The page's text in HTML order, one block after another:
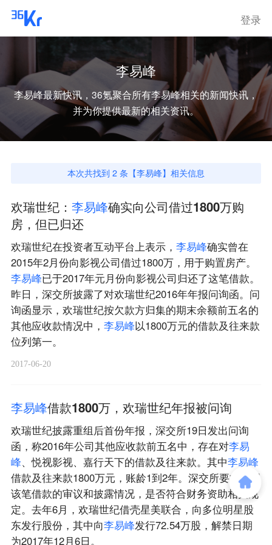
登录
李易峰
李易峰最新快讯，36氪聚合所有李易峰相关的新闻快讯，
并为你提供最新的相关资讯。
本次共找到 2 条【李易峰】相关信息
欢瑞世纪： 李易峰确实向公司借过1800万购
房，但已归还
欢瑞世纪在投资者互动平台上表示， 李易峰确实曾在
2015年2月份向影视公司借过1800万，用于购置房产。
李易峰已于2017年元月份向影视公司归还了这笔借款。
昨日，深交所披露了对欢瑞世纪2016年年报问询函。问
询函显示，欢瑞世纪按欠款方归集的期末余额前五名的
其他应收款情况中， 李易峰以1800万元的借款及往来款
位列第一。
2017-06-20
李易峰借款1800万，欢瑞世纪年报被问询
欢瑞世纪披露重组后首份年报，深交所19日发出问询
函，称2016年公司其他应收款前五名中，存在对李易
峰、悦视影视、嘉行天下的借款及往来款。其中李易峰
借款及往来款1800万元，账龄1到2年。深交所要求说明
该笔借款的审议和披露情况，是否符合财务资助相关规
定。去年6月，欢瑞世纪借壳星美联合，向多位明星股
东发行股份，其中向李易峰发行72.54万股，解禁日期
为2017年12月6日。